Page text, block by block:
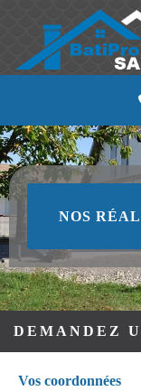
NOS
DEMANDEZ
Vos coordonnées